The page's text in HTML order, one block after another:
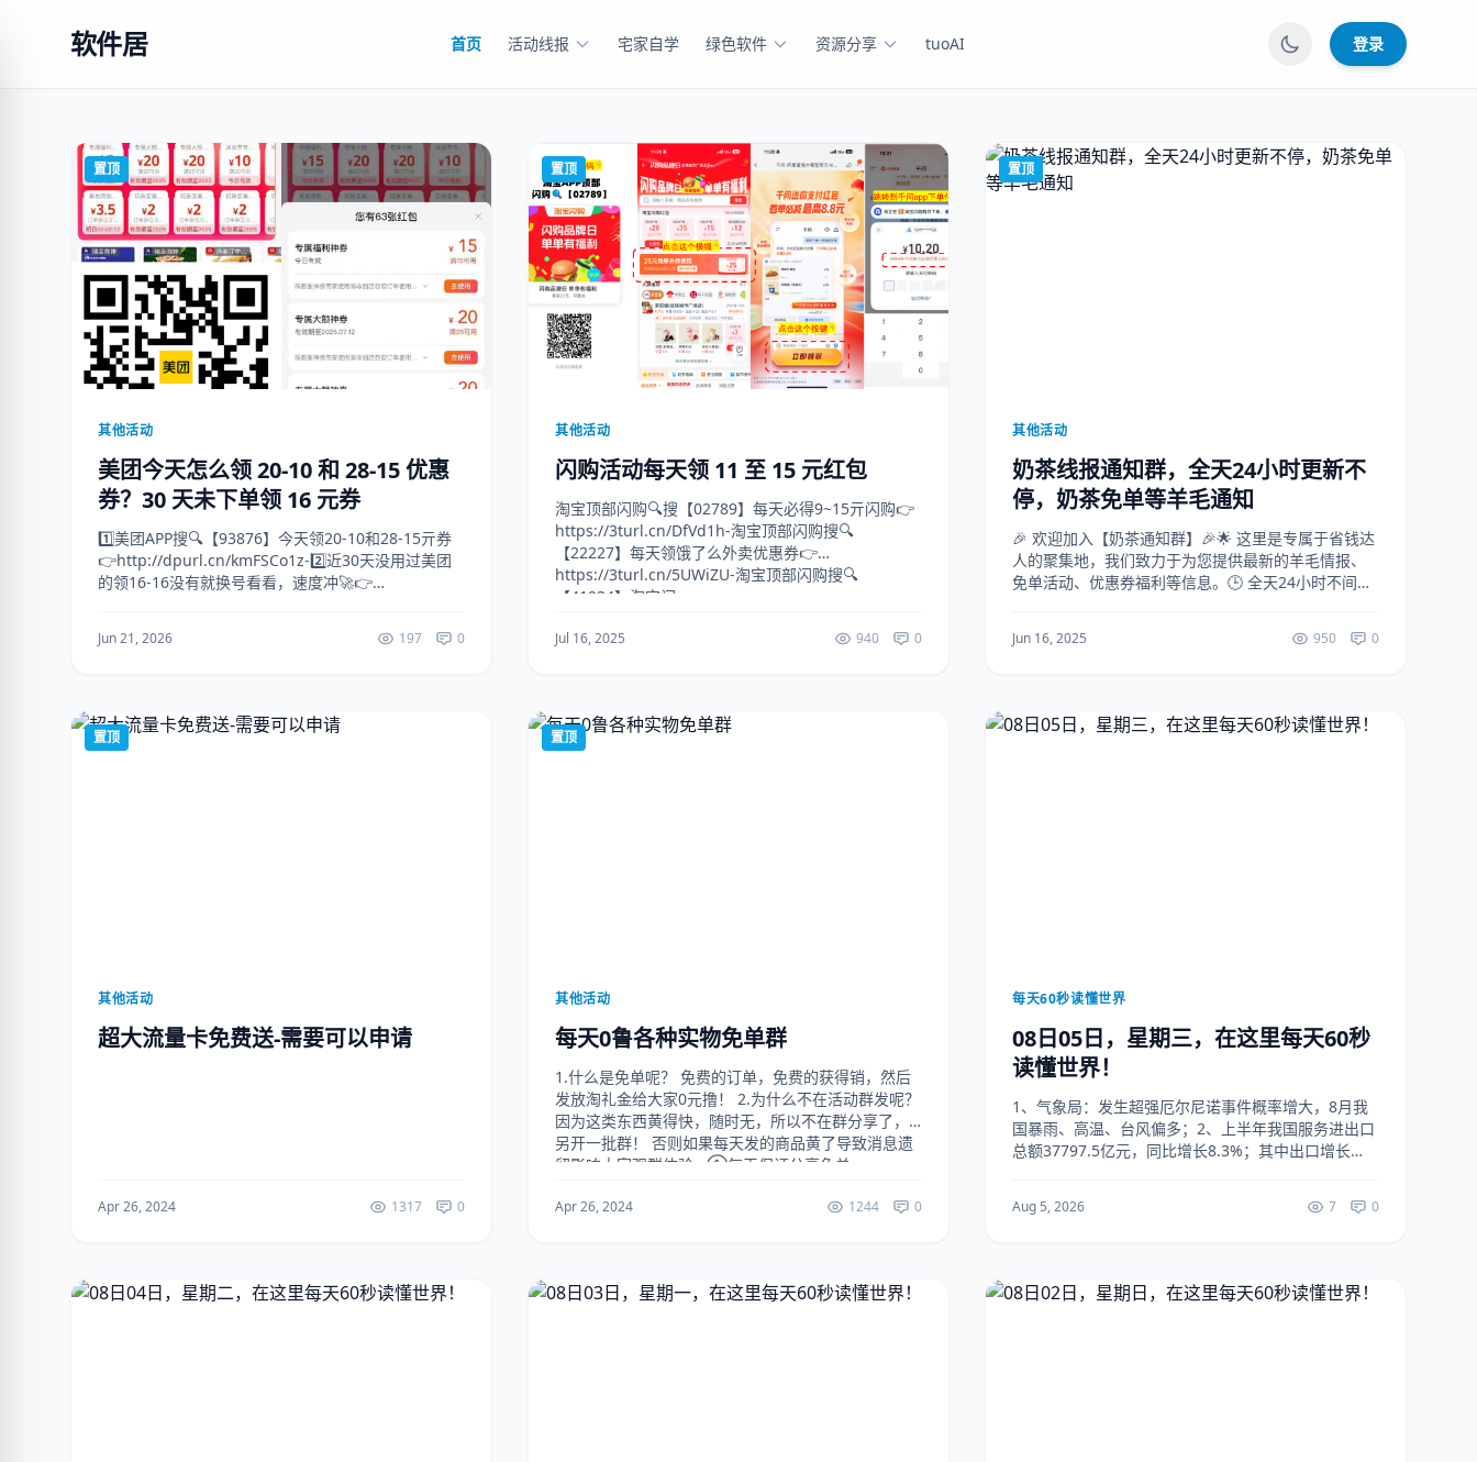
软件居 首页 活动线报 宅家自学 绿色软件 资源分享 tuoAI 登录
置顶
其他活动
美团今天怎么领 20-10 和 28-15 优惠
券？30 天未下单领 16 元券
1️⃣美团APP搜🔍【93876】今天领20-10和28-15亓券
👉http://dpurl.cn/kmFSCo1z-2️⃣近30天没用过美团
的领16-16没有就换号看看，速度冲🚀👉
Jun 21, 2026 197 0
置顶
其他活动
闪购活动每天领 11 至 15 元红包
淘宝顶部闪购🔍搜【02789】每天必得9~15亓闪购👉
https://3turl.cn/DfVd1h-淘宝顶部闪购搜🔍
【22227】每天领饿了么外卖优惠券👉
https://3turl.cn/5UWiZU-淘宝顶部闪购搜🔍
【41234】淘宝闪...
Jul 16, 2025 940 0
置顶
其他活动
奶茶线报通知群，全天24小时更新不
停，奶茶免单等羊毛通知
🎉 欢迎加入【奶茶通知群】🎉🌟 这里是专属于省钱达
人的聚集地，我们致力于为您提供最新的羊毛情报、
免单活动、优惠券福利等信息。🕒 全天24小时不间断
Jun 16, 2025 950 0
置顶
其他活动
超大流量卡免费送-需要可以申请
Apr 26, 2024 1317 0
置顶
其他活动
每天0鲁各种实物免单群
1.什么是免单呢？ 免费的订单，免费的获得销，然后
发放淘礼金给大家0元撸！ 2.为什么不在活动群发呢？
因为这类东西黄得快，随时无，所以不在群分享了，
另开一批群！ 否则如果每天发的商品黄了导致消息遗
留影响大家观群体验~ ①每天保证分享免单...
Apr 26, 2024 1244 0
每天60秒读懂世界
08日05日，星期三，在这里每天60秒
读懂世界！
1、气象局：发生超强厄尔尼诺事件概率增大，8月我
国暴雨、高温、台风偏多；2、上半年我国服务进出口
总额37797.5亿元，同比增长8.3%；其中出口增长
Aug 5, 2026 7 0